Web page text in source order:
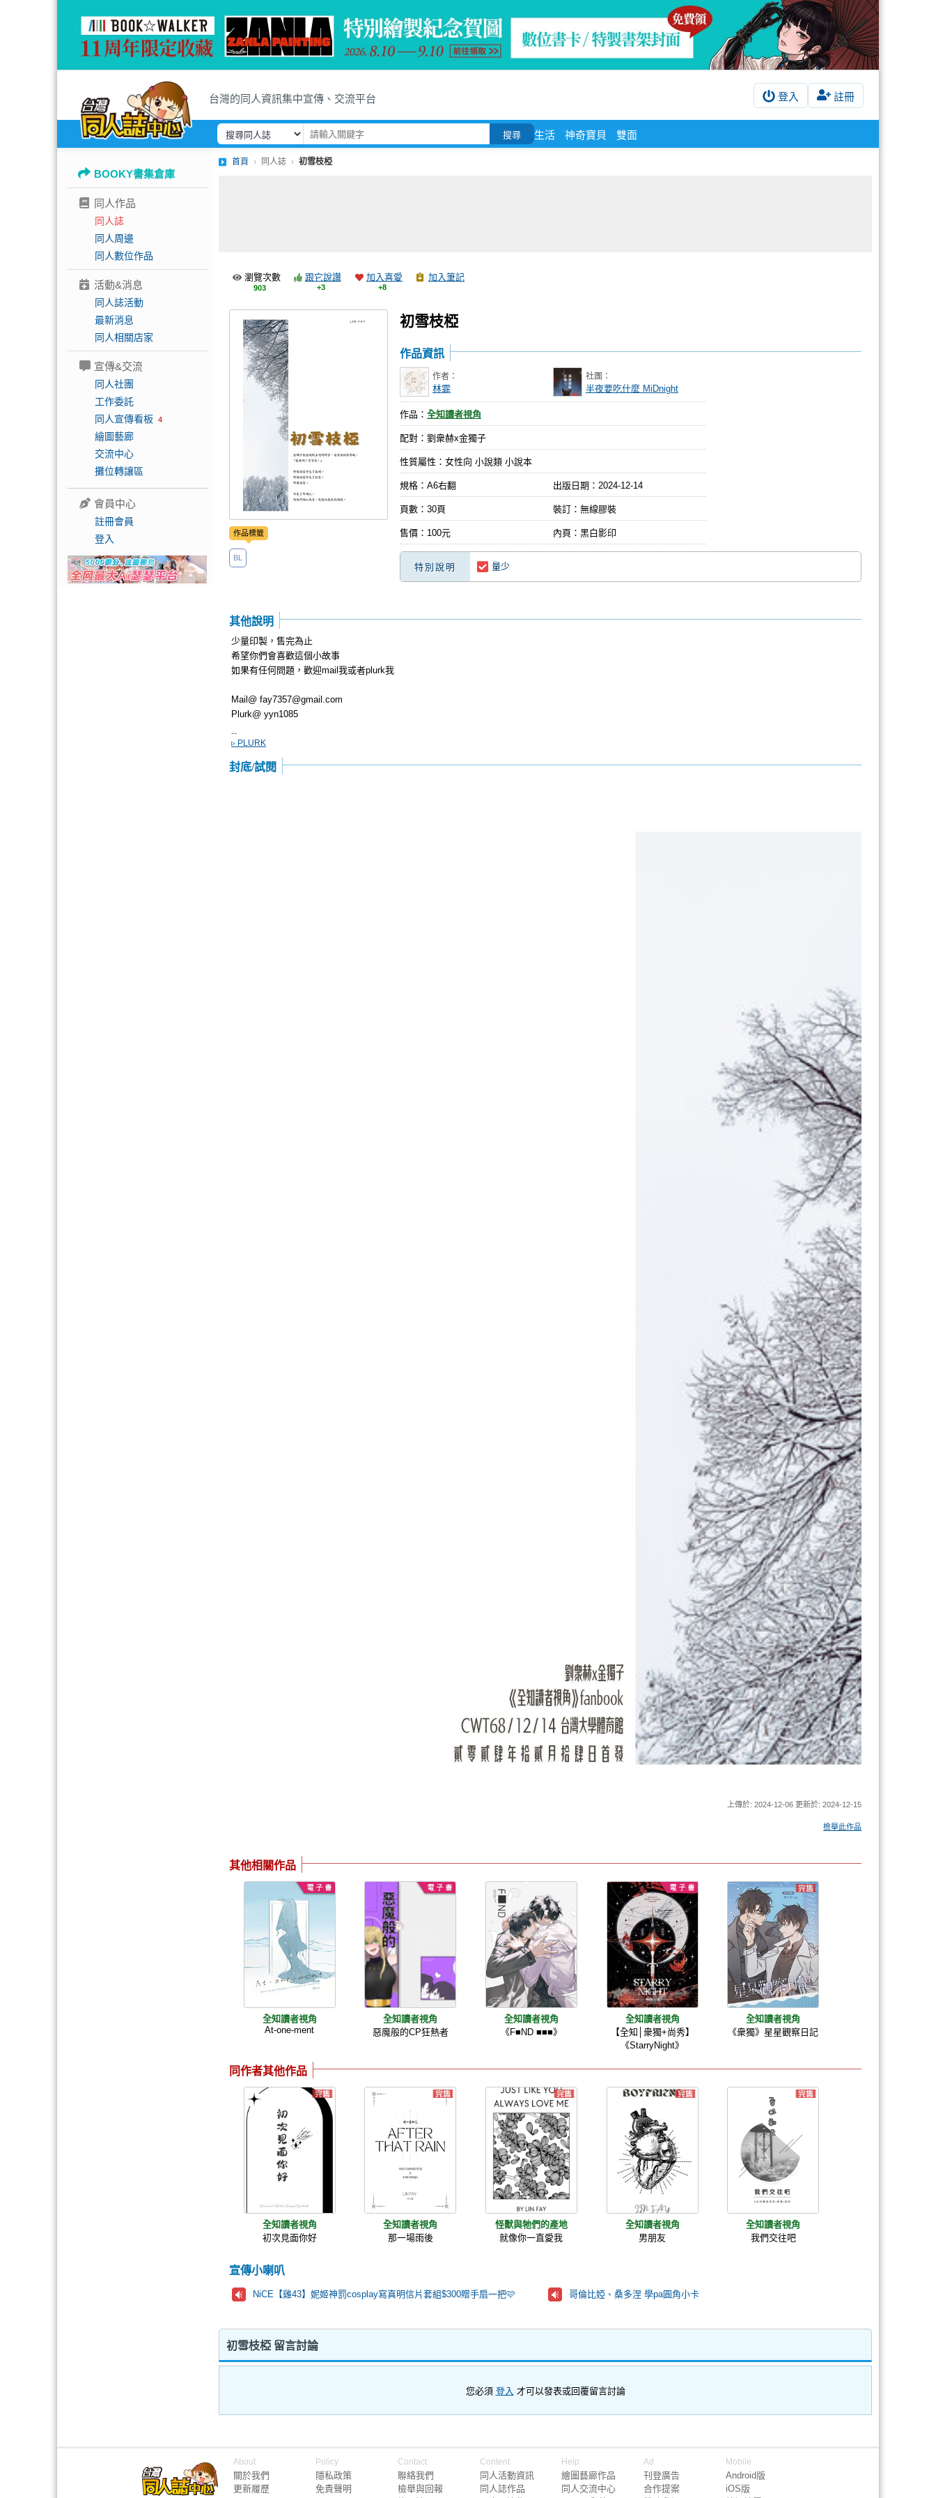
台灣的同人資訊集中宣傳、交流平台 登入 註冊
搜尋 生活 神奇寶貝 雙面
BOOKY書集倉庫
同人作品
同人誌
同人周邊
同人數位作品
活動&消息
同人誌活動
最新消息
同人相關店家
宣傳&交流
同人社團
工作委託
同人宣傳看板 4
繪圖藝廊
交流中心
攤位轉讓區
會員中心
註冊會員
登入
首頁 同人誌 初雪枝椏
瀏覽次數
903
跟它說讚
+3
加入喜愛
+8
加入筆記
初雪枝椏
作品標籤
BL
作品資訊
作者：
林霏
社團：
半夜要吃什麼 MiDnight
作品： 全知讀者視角
配對：劉衆赫x金獨子
性質屬性：女性向 小說類 小說本
規格：A6右翻 出版日期： 2024-12-14
頁數：30頁 裝訂：無線膠裝
售價：100元 內頁：黑白影印
特別說明 量少
其他說明
少量印製，售完為止
希望你們會喜歡這個小故事
如果有任何問題，歡迎mail我或者plurk我
Mail@ fay7357@gmail.com
Plurk@ yyn1085
--
▹ PLURK
封底/試閱
上傳於: 2024-12-06 更新於: 2024-12-15
檢舉此作品
其他相關作品
全知讀者視角
At-one-ment
全知讀者視角
惡魔般的CP狂熱者
全知讀者視角
《F■ND ■■■》
全知讀者視角
【全知│衆獨+尚秀】
《StarryNight》
全知讀者視角
《衆獨》星星觀察日記
同作者其他作品
全知讀者視角
初次見面你好
全知讀者視角
那一場雨後
怪獸與牠們的產地
就像你一直愛我
全知讀者視角
男朋友
全知讀者視角
我們交往吧
宣傳小喇叭
NiCE【雞43】妮姬神罰cosplay寫真明信片套組$300贈手扇一把🩷 哥倫比婭、桑多涅 學pa圓角小卡
初雪枝椏 留言討論
您必須 登入 才可以發表或回覆留言討論
About
關於我們
更新履歷
Policy
隱私政策
免責聲明
Contact
聯絡我們
檢舉與回報
Content
同人活動資訊
同人誌作品
Help
繪圖藝廊作品
同人交流中心
Ad
刊登廣告
合作提案
Mobile
Android版
iOS版